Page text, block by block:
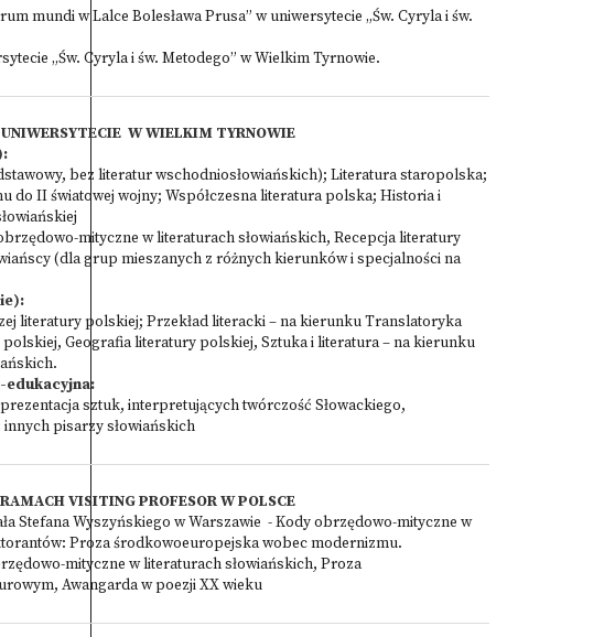
mundi w Lalce Bolesława Prusa” w uniwersytecie „Św. Cyryla i św.
„Św. Cyryla i św. Metodego” w Wielkim Tyrnowie.
W WIELKIM TYRNOWIE
bez literatur wschodniosłowiańskich); Literatura staropolska;
do II światowej wojny; Współczesna literatura polska; Historia i
mityczne w literaturach słowiańskich, Recepcja literatury
(dla grup mieszanych z różnych kierunków i specjalności na
literatury polskiej; Przekład literacki – na kierunku Translatoryka
Geografia literatury polskiej, Sztuka i literatura – na kierunku
edukacyjna:
sztuk, interpretujących twórczość Słowackiego,
pisarzy słowiańskich
VISITING PROFESOR W POLSCE
Stefana Wyszyńskiego w Warszawie - Kody obrzędowo-mityczne w
Proza środkowoeuropejska wobec modernizmu.
mityczne w literaturach słowiańskich, Proza
Awangarda w poezji XX wieku